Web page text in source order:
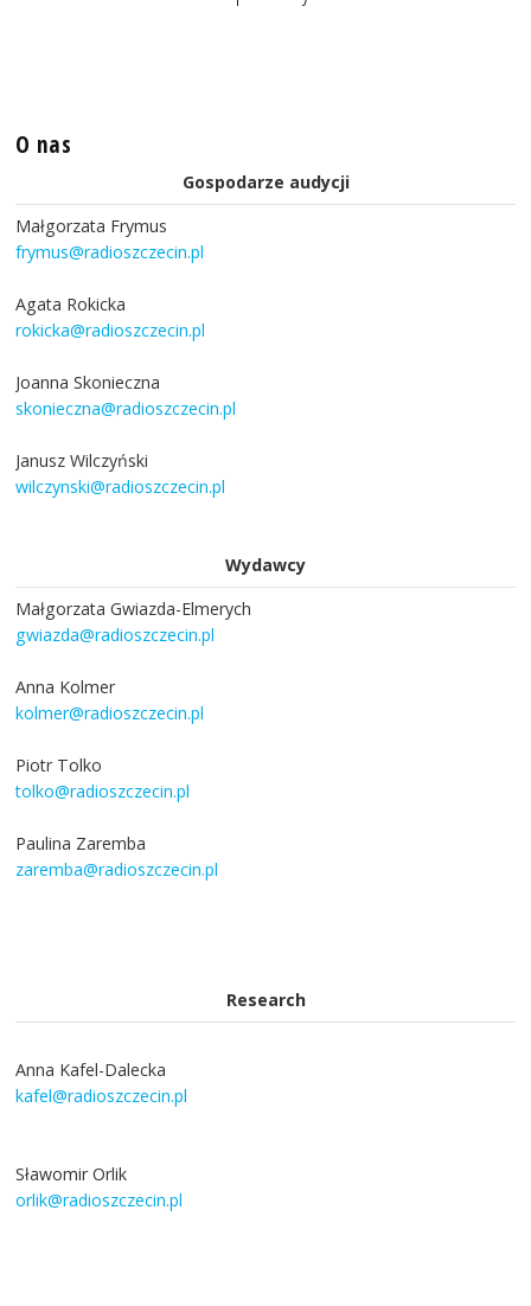
O nas
Gospodarze audycji
Małgorzata Frymus
frymus@radioszczecin.pl
Agata Rokicka
rokicka@radioszczecin.pl
Joanna Skonieczna
skonieczna@radioszczecin.pl
Janusz Wilczyński
wilczynski@radioszczecin.pl
Wydawcy
Małgorzata Gwiazda-Elmerych
gwiazda@radioszczecin.pl
Anna Kolmer
kolmer@radioszczecin.pl
Piotr Tolko
tolko@radioszczecin.pl
Paulina Zaremba
zaremba@radioszczecin.pl
Research
Anna Kafel-Dalecka
kafel@radioszczecin.pl
Sławomir Orlik
orlik@radioszczecin.pl